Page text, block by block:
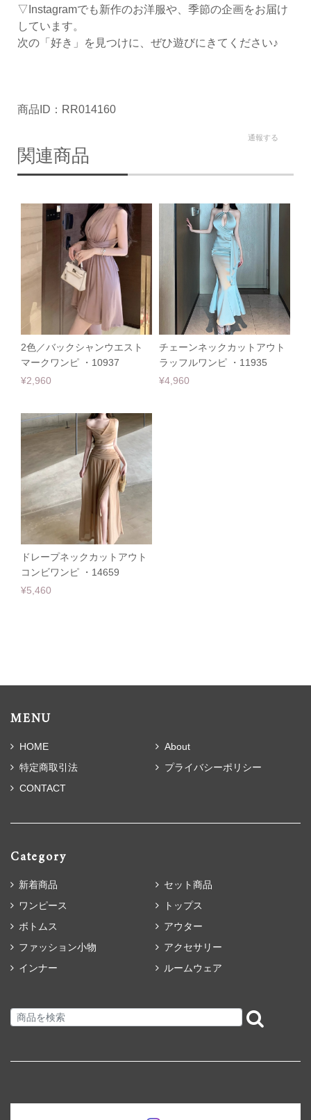
▽Instagramでも新作のお洋服や、季節の企画をお届け
しています。
次の「好き」を見つけに、ぜひ遊びにきてください♪
商品ID：RR014160
通報する
関連商品
2色／バックシャンウエスト
マークワンピ ・10937
¥2,960
チェーンネックカットアウト
ラッフルワンピ ・11935
¥4,960
ドレープネックカットアウト
コンビワンピ ・14659
¥5,460
MENU
HOME
About
特定商取引法
プライバシーポリシー
CONTACT
Category
新着商品
セット商品
ワンピース
トップス
ボトムス
アウター
ファッション小物
アクセサリー
インナー
ルームウェア